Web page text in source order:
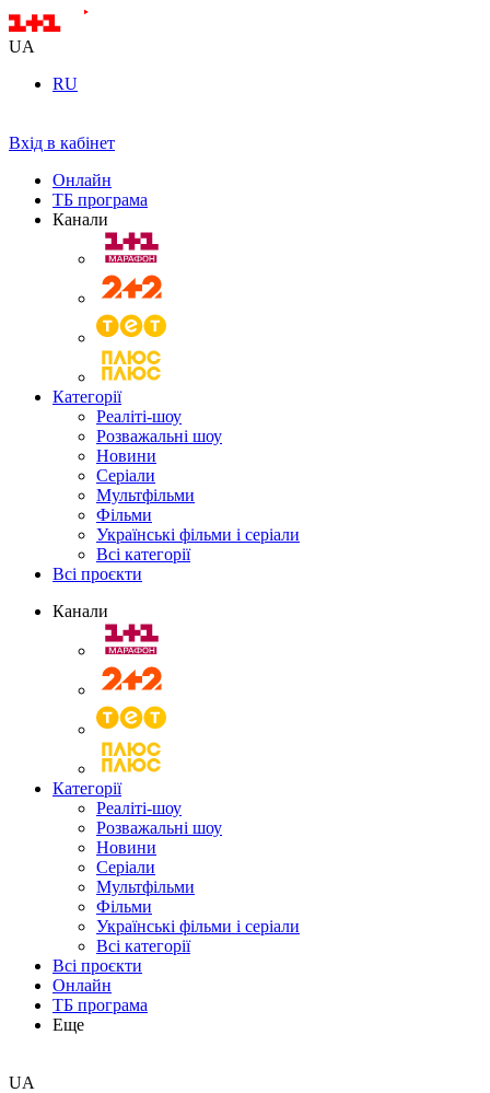
UA
RU
Вхід в кабінет
Онлайн
ТБ програма
Канали
Категорії
Реаліті-шоу
Розважальні шоу
Новини
Серіали
Мультфільми
Фільми
Українські фільми і серіали
Всі категорії
Всі проєкти
Канали
Категорії
Реаліті-шоу
Розважальні шоу
Новини
Серіали
Мультфільми
Фільми
Українські фільми і серіали
Всі категорії
Всі проєкти
Онлайн
ТБ програма
Еще
UA